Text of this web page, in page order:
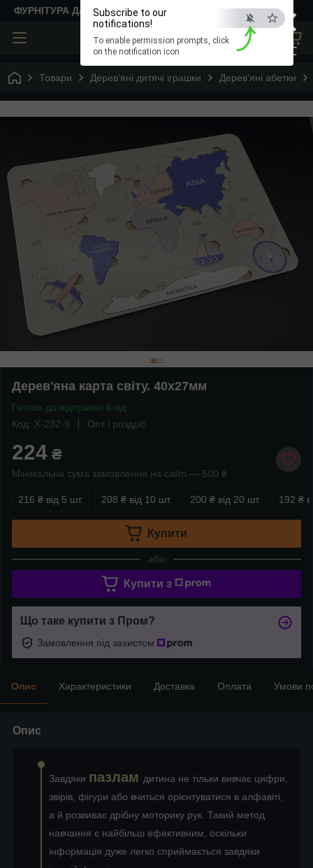
×
ESC
Subscribe to our
notifications!
To enable permission prompts, click
on the notification icon
ФУРНІТУРА ДЛЯ ТВОРЧОСТІ
Товари Дерев'яні дитячі іграшки Дерев'яні абетки
Дерев'яна карта світу. 40х27мм
Готово до відправки 6 од.
Код: X-232-9
Опт і роздріб
224 ₴
Мінімальна сума замовлення на сайті — 500 ₴
216 ₴ від 5 шт. 208 ₴ від 10 шт. 200 ₴ від 20 шт. 192 ₴
Купити
або
Купити з
Що таке купити з Пром?
Замовлення під захистом
Опис Характеристики Доставка Оплата Умови
Опис
Завдяки пазлам дитина не тільки вивчає цифри,
звірів, фігури або вчиться орієнтуватися в алфавіті,
а й розвиває дрібну моторику рук. Такий метод
навчання є найбільш ефективним, оскільки
інформація дуже легко сприймається завдяки